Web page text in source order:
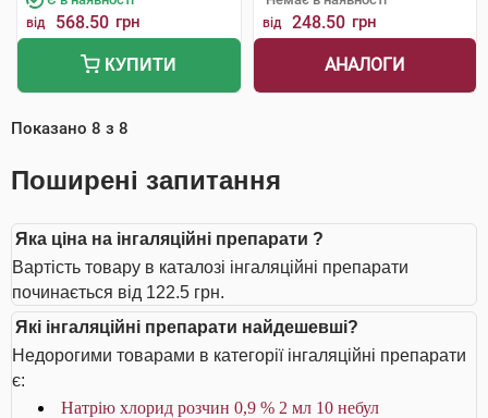
від 568.50 грн
КУПИТИ
від 248.50 грн
АНАЛОГИ
Показано 8 з 8
Поширені запитання
Яка ціна на інгаляційні препарати ?
Вартість товару в каталозі інгаляційні препарати
починається від 122.5 грн.
Які інгаляційні препарати найдешевші?
Недорогими товарами в категорії інгаляційні препарати
є:
Натрію хлорид розчин 0,9 % 2 мл 10 небул